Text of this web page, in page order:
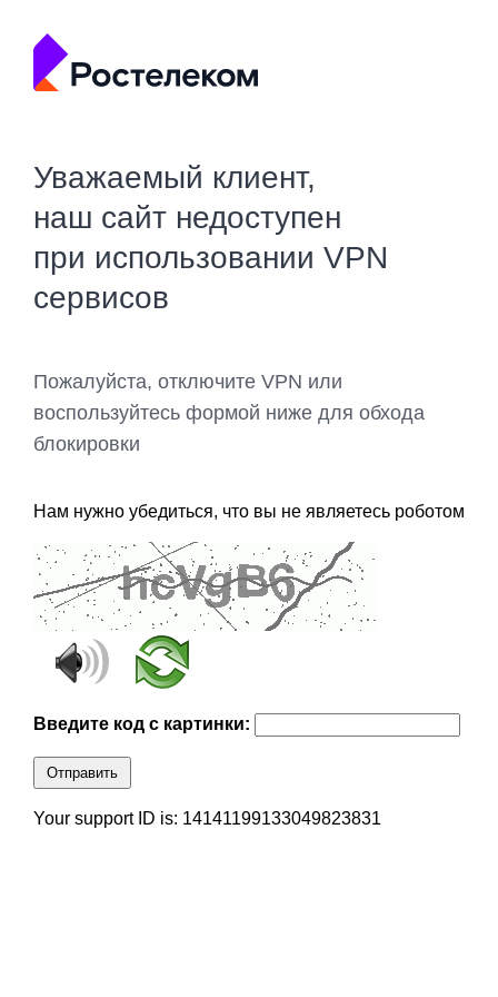
Уважаемый клиент,
наш сайт недоступен
при использовании VPN
сервисов
Пожалуйста, отключите VPN или
воспользуйтесь формой ниже для обхода
блокировки
Нам нужно убедиться, что вы не являетесь роботом
Введите код с картинки:
Отправить
Your support ID is: 14141199133049823831